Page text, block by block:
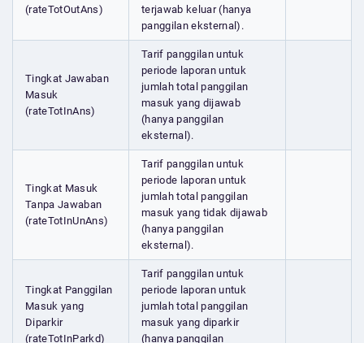
(rateTotOutAns)
terjawab keluar (hanya
panggilan eksternal).
Tingkat Jawaban
Masuk
(rateTotInAns)
Tarif panggilan untuk
periode laporan untuk
jumlah total panggilan
masuk yang dijawab
(hanya panggilan
eksternal).
Tingkat Masuk
Tanpa Jawaban
(rateTotInUnAns)
Tarif panggilan untuk
periode laporan untuk
jumlah total panggilan
masuk yang tidak dijawab
(hanya panggilan
eksternal).
Tingkat Panggilan
Masuk yang
Diparkir
(rateTotInParkd)
Tarif panggilan untuk
periode laporan untuk
jumlah total panggilan
masuk yang diparkir
(hanya panggilan